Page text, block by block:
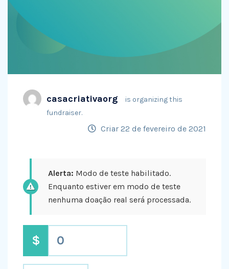
casacriativaorg
is organizing this
fundraiser.
Criar 22 de fevereiro de 2021
Alerta: Modo de teste habilitado.
Enquanto estiver em modo de teste
nenhuma doação real será processada.
$ 0